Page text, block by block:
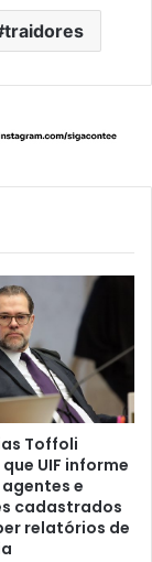
traidores
Toffoli
UIF informe
e
cadastrados
relatórios de